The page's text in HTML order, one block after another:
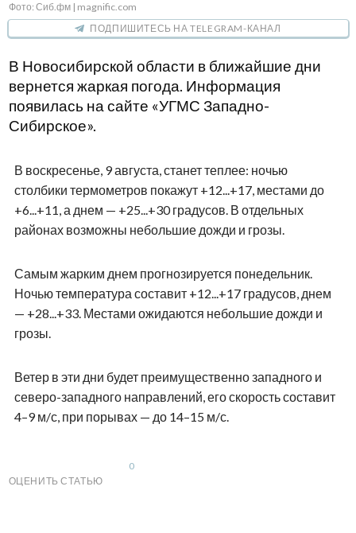
Фото: Сиб.фм | magnific.com
ПОДПИШИТЕСЬ НА TELEGRAM-КАНАЛ
В Новосибирской области в ближайшие дни
вернется жаркая погода. Информация
появилась на сайте «УГМС Западно-
Сибирское».
В воскресенье, 9 августа, станет теплее: ночью
столбики термометров покажут +12...+17, местами до
+6...+11, а днем — +25...+30 градусов. В отдельных
районах возможны небольшие дожди и грозы.
Самым жарким днем прогнозируется понедельник.
Ночью температура составит +12...+17 градусов, днем
— +28...+33. Местами ожидаются небольшие дожди и
грозы.
Ветер в эти дни будет преимущественно западного и
северо-западного направлений, его скорость составит
4–9 м/с, при порывах — до 14–15 м/с.
ОЦЕНИТЬ СТАТЬЮ
0